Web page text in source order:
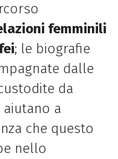
femminili
; le biografie
dalle
da
a
che questo
nello